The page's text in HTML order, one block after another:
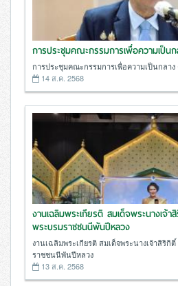
การประชุมคณะกรรมการเพื่อความเป็น
การประชุมคณะกรรมการเพื่อความเป็นกลาง
14 ส.ค. 2568
งานเฉลิมพระเกียรติ สมเด็จพระนางเจ้
พระบรมราชชนนีพันปีหลวง
งานเฉลิมพระเกียรติ สมเด็จพระนางเจ้าสิริ
ราชชนนีพันปีหลวง
13 ส.ค. 2568